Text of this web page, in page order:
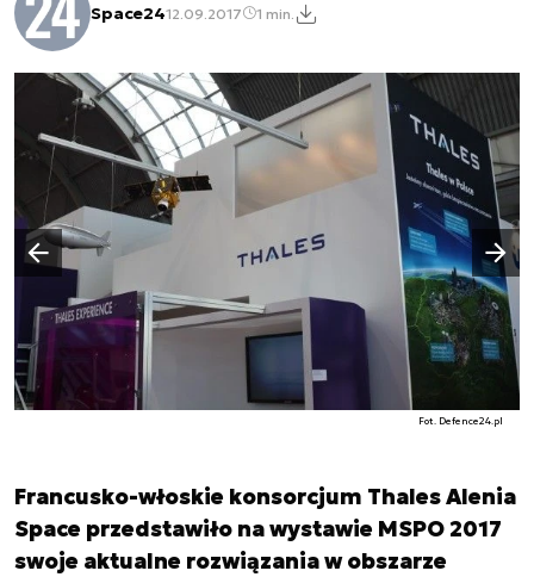
Space2412.09.2017 1 min.
Fot. Defence24.pl
Poprzedni slajd
Następny slajd
Francusko-włoskie konsorcjum Thales Alenia
Space przedstawiło na wystawie MSPO 2017
swoje aktualne rozwiązania w obszarze